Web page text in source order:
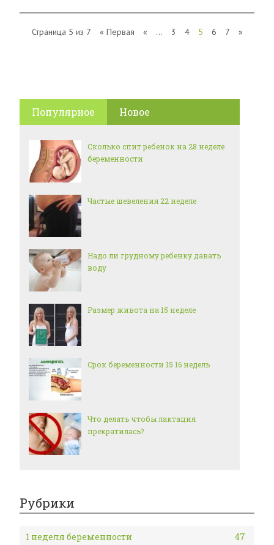
Страница 5 из 7 « Первая « ... 3 4 5 6 7 »
Популярное Новое
Сколько спит ребенок на 28 неделе
беременности
Частые шевеления 22 неделе
Надо ли грудному ребенку давать
воду
Размер живота на 15 неделе
Срок беременности 15 16 недель
Что делать чтобы лактация
прекратилась?
Рубрики
1 неделя беременности
47